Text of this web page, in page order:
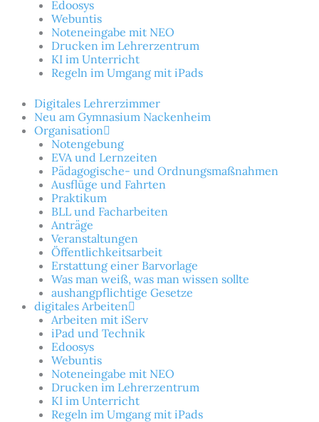
Edoosys
Webuntis
Noteneingabe mit NEO
Drucken im Lehrerzentrum
KI im Unterricht
Regeln im Umgang mit iPads
Digitales Lehrerzimmer
Neu am Gymnasium Nackenheim
Organisation
Notengebung
EVA und Lernzeiten
Pädagogische- und Ordnungsmaßnahmen
Ausflüge und Fahrten
Praktikum
BLL und Facharbeiten
Anträge
Veranstaltungen
Öffentlichkeitsarbeit
Erstattung einer Barvorlage
Was man weiß, was man wissen sollte
aushangpflichtige Gesetze
digitales Arbeiten
Arbeiten mit iServ
iPad und Technik
Edoosys
Webuntis
Noteneingabe mit NEO
Drucken im Lehrerzentrum
KI im Unterricht
Regeln im Umgang mit iPads